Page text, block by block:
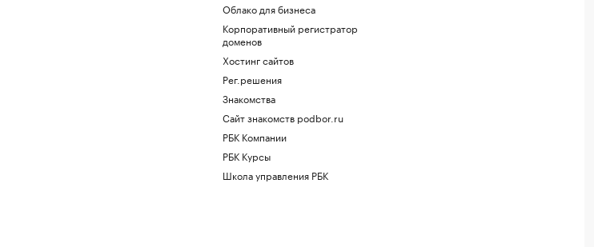
Облако для бизнеса
Корпоративный регистратор
доменов
Хостинг сайтов
Рег.решения
Знакомства
Сайт знакомств podbor.ru
РБК Компании
РБК Курсы
Школа управления РБК